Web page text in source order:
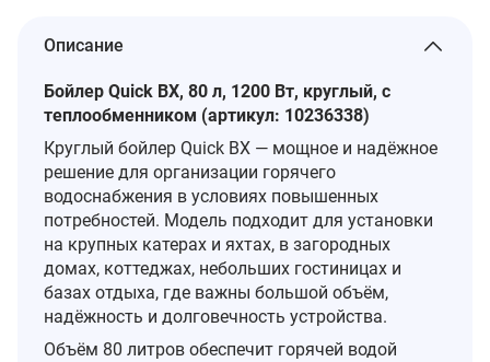
Описание
Бойлер Quick BX, 80 л, 1200 Вт, круглый, с
теплообменником (артикул: 10236338)
Круглый бойлер Quick BX — мощное и надёжное
решение для организации горячего
водоснабжения в условиях повышенных
потребностей. Модель подходит для установки
на крупных катерах и яхтах, в загородных
домах, коттеджах, небольших гостиницах и
базах отдыха, где важны большой объём,
надёжность и долговечность устройства.
Объём 80 литров обеспечит горячей водой